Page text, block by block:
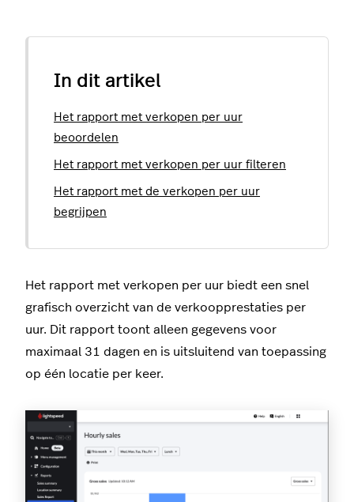
In dit artikel
Het rapport met verkopen per uur
beoordelen
Het rapport met verkopen per uur filteren
Het rapport met de verkopen per uur
begrijpen
Het rapport met verkopen per uur biedt een snel
grafisch overzicht van de verkoopprestaties per
uur. Dit rapport toont alleen gegevens voor
maximaal 31 dagen en is uitsluitend van toepassing
op één locatie per keer.